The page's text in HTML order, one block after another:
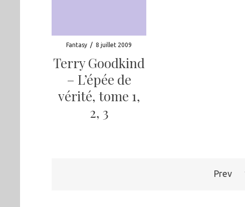
Fantasy / 8 juillet 2009
Terry Goodkind
– L’épée de
vérité, tome 1,
2, 3
Prev